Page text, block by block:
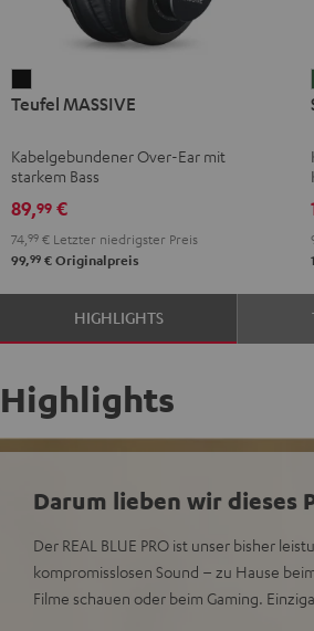
MASSIVE
Teufel MASSIVE
Kabelgebundener Over-Ear mit
starkem Bass
89,99 €
74, 99 € Letzter niedrigster Preis
99,99 € Originalpreis
HIGHLIGHTS
Highlights
Darum lieben wir dieses
Der REAL BLUE PRO ist unser bisher
kompromisslosen Sound – zu Hause
Filme schauen oder beim Gaming.